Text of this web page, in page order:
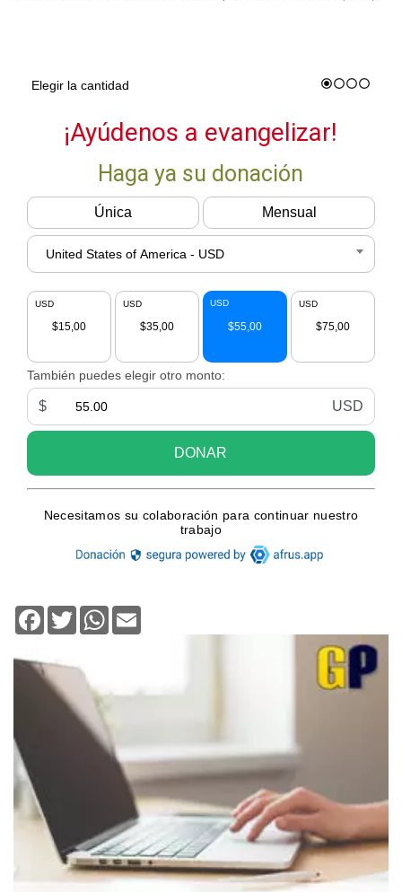
Facebook
TwitterWhatsApp